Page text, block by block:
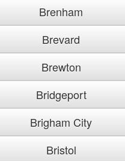
Brenham
Brevard
Brewton
Bridgeport
Brigham City
Bristol